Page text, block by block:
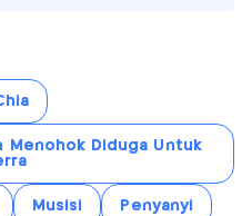
Menohok Diduga Untuk
Musisi Penyanyi